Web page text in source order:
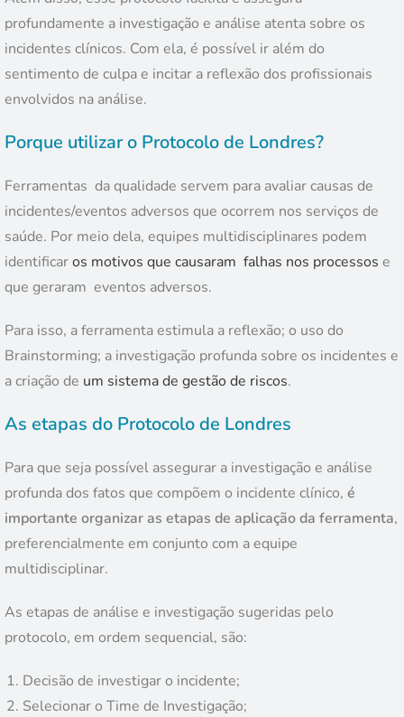
profundamente a investigação e análise atenta sobre os
incidentes clínicos. Com ela, é possível ir além do
sentimento de culpa e incitar a reflexão dos profissionais
envolvidos na análise.
Porque utilizar o Protocolo de Londres?
Ferramentas da qualidade servem para avaliar causas de
incidentes/eventos adversos que ocorrem nos serviços de
saúde. Por meio dela, equipes multidisciplinares podem
identificaros motivos que causaram falhas nos processos e
que geraram eventos adversos.
Para isso, a ferramenta estimula a reflexão; o uso do
Brainstorming; a investigação profunda sobre os incidentes e
a criação de um sistema de gestão de riscos.
As etapas do Protocolo de Londres
Para que seja possível assegurar a investigação e análise
profunda dos fatos que compõem o incidente clínico, é
importante organizar as etapas de aplicação da ferramenta,
preferencialmente em conjunto com a equipe
multidisciplinar.
As etapas de análise e investigação sugeridas pelo
protocolo, em ordem sequencial, são:
Decisão de investigar o incidente;
Selecionar o Time de Investigação;